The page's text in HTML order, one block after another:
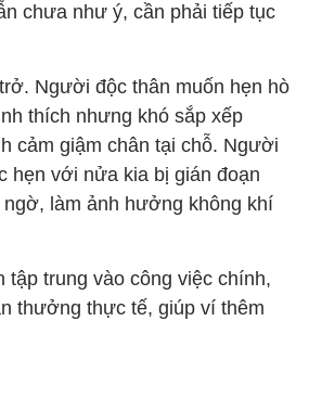
chưa như ý, cần phải tiếp tục
Người độc thân muốn hẹn hò
thích nhưng khó sắp xếp
cảm giậm chân tại chỗ. Người
hẹn với nửa kia bị gián đoạn
làm ảnh hưởng không khí
tập trung vào công việc chính,
thưởng thực tế, giúp ví thêm